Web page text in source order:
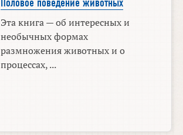
Половое поведение животных
Эта книга — об интересных и
необычных формах
размножения животных и о
процессах, ...